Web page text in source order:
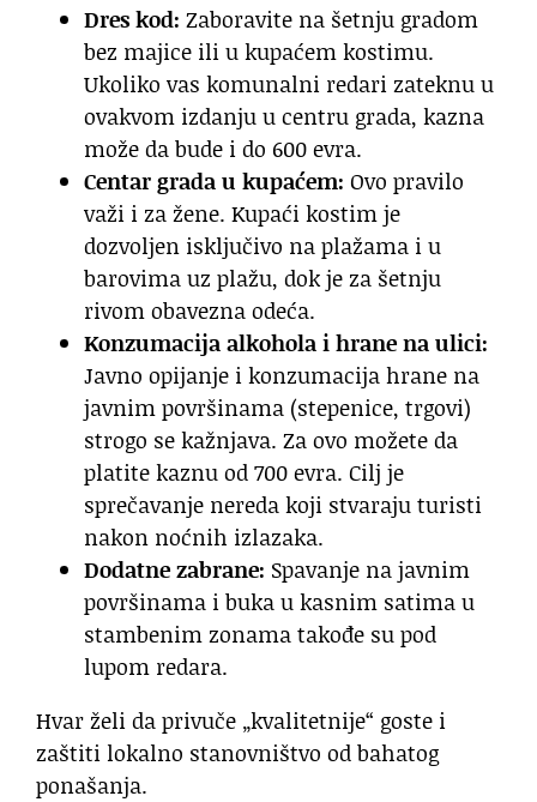
Dres kod: Zaboravite na šetnju gradom
bez majice ili u kupaćem kostimu.
Ukoliko vas komunalni redari zateknu u
ovakvom izdanju u centru grada, kazna
može da bude i do 600 evra.
Centar grada u kupaćem: Ovo pravilo
važi i za žene. Kupaći kostim je
dozvoljen isključivo na plažama i u
barovima uz plažu, dok je za šetnju
rivom obavezna odeća.
Konzumacija alkohola i hrane na ulici:
Javno opijanje i konzumacija hrane na
javnim površinama (stepenice, trgovi)
strogo se kažnjava. Za ovo možete da
platite kaznu od 700 evra. Cilj je
sprečavanje nereda koji stvaraju turisti
nakon noćnih izlazaka.
Dodatne zabrane: Spavanje na javnim
površinama i buka u kasnim satima u
stambenim zonama takođe su pod
lupom redara.
Hvar želi da privuče „kvalitetnije“ goste i
zaštiti lokalno stanovništvo od bahatog
ponašanja.